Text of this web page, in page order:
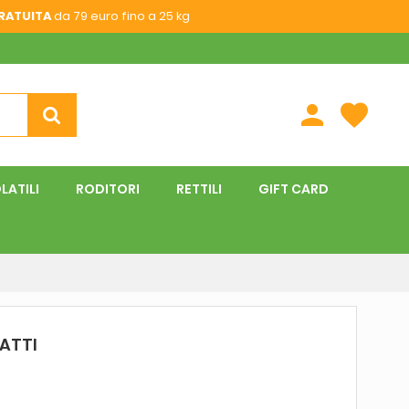
da 79 euro fino a 25 kg
person favorite
RODITORI RETTILI GIFT CARD